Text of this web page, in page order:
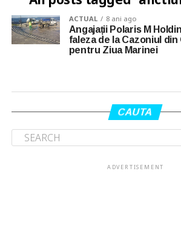
ACTUAL 8 ani ago
Angajații Polaris M
faleza de la Cazoniul
pentru Ziua Marinei
CAUTA
ADVERTISEMENT